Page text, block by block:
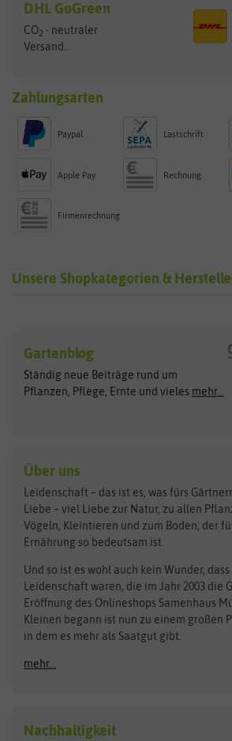
DHL GoGreen
CO2 - neutraler
Versand...
Zahlungsarten
Paypal Lastschrift
Apple Pay Rechnung
Firmenrechnung
Unsere Shopkategorien &
Exotische Samen
Gemüsesamen
Gründünger
Kräutersamen
Obstsamen
Pilzbrut
Rasensamen
Steckzwiebeln
Zimmer & Kübelpflanzen
Kataloge
Schnäppchen
Anzucht & Gartenzubehör
Anzuchtschalen
Arche Noah
ASB Greenworld
Benary
Bingenheimer Saatgut
BioBalu
Bionana
BIOWOL
Blumicorn
Bûten Birds
Carl Pabst
COMPO
Dürr-
elho
Fertil
Flora
Gartenblog
Ständig neue Beiträge rund um
Pflanzen, Pflege, Ernte und vieles mehr...
Über uns
Leidenschaft – das ist es, was fürs
Liebe – viel Liebe zur Natur, zu allen
Vögeln, Kleintieren und zum Boden, der
Ernährung so bedeutsam ist.
Und so ist es wohl auch kein Wunder, dass
Leidenschaft waren, die im Jahr 2003 die
Eröffnung des Onlineshops Samenhaus
Kleinen begann ist nun zu einem großen
in dem es mehr als Saatgut gibt.
mehr...
Nachhaltigkeit